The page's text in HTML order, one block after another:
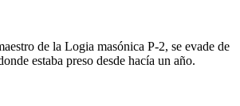
de la Logia masónica P-2, se evade de
estaba preso desde hacía un año.